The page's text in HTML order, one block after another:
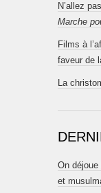
N’allez
Marche
Films à
faveur de
La
On
et